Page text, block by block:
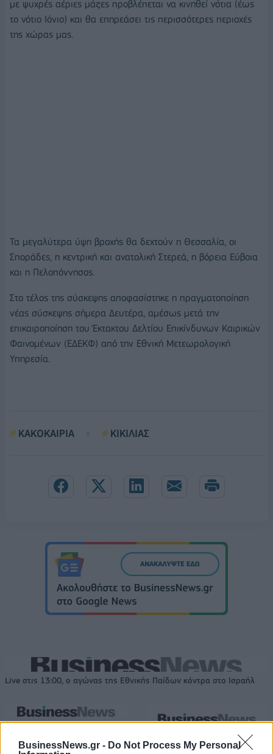
BusinessNews.gr - Do Not Process My Personal
με ψυχρές αέριες μάζες προβλέπεται να κινηθεί νότια (έως
το νότιο Ιόνιο) και θα επηρεάσει τις περισσότερες περιοχές
της χώρας μας.
Τα μεγαλύτερα ύψη βροχής θα δεχτούν η Θεσσαλία, οι
Σποράδες, η κεντρική και ανατολική Στερεά, η βόρεια Εύβοια
και η Πελοπόννησος.
Στο τέλος της σύσκεψης αποφασίστηκε η πραγματοποίηση
νέας σύσκεψης σήμερα Δευτέρα, αμέσως μετά την
επικαιροποίηση του Έκτακτου Δελτίου Επικίνδυνων Καιρικών
Φαινομένων (ΕΔΕΚΦ) από την Εθνική Μετεωρολογική
Υπηρεσία.
ΚΑΚΟΚΑΙΡΙΑ ΚΙΚΙΛΙΑΣ
Live στις 13:00, ο αγώνας της Εθνικής Παίδων κόντρα στο Ισραήλ
Ευρωμπάσκετ (live stream)
Όμιλος ΔΕΗ: Νέα συμφωνία για